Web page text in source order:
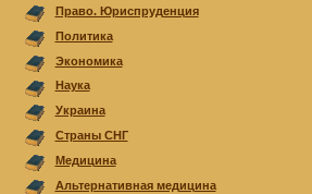
Право. Юриспруденция
Политика
Экономика
Наука
Украина
Страны СНГ
Медицина
Альтернативная медицина